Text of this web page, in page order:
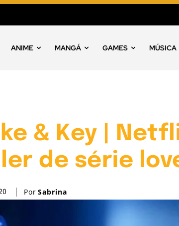
ANIME MANGÁ GAMES MÚSICA
& Key |
de série
Por Sabrina